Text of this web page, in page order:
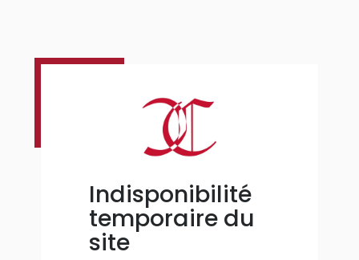
Indisponibilité
temporaire du
site